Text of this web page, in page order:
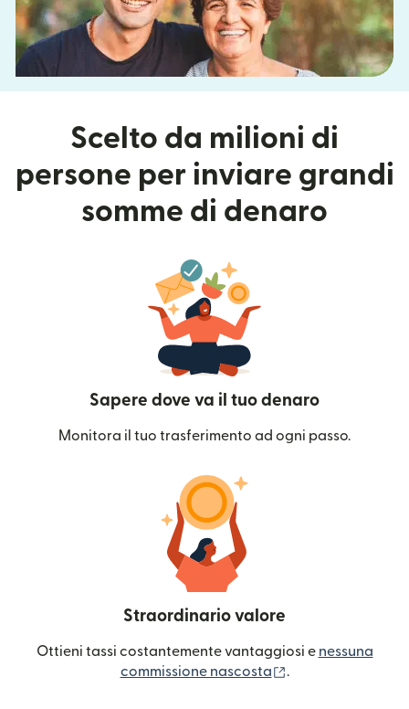
Scelto da milioni di
persone per inviare grandi
somme di denaro
Sapere dove va il tuo denaro
Monitora il tuo trasferimento ad ogni passo.
Straordinario valore
Ottieni tassi costantemente vantaggiosi e nessuna
commissione nascosta
.